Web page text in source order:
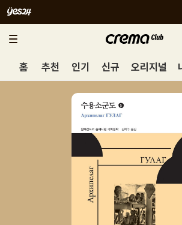
홈 추천 인기 신규 오리지널